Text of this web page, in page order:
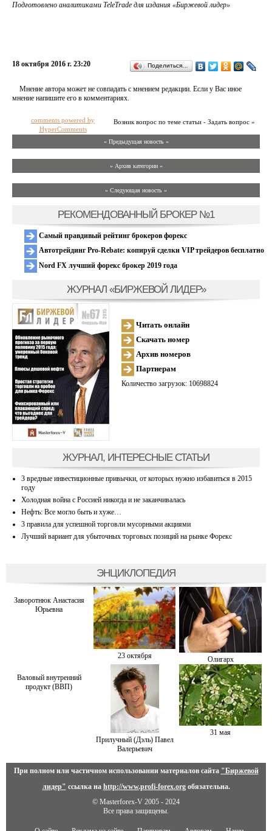
Подготовлено аналитиками TeleTrade для издания «Биржевой лидер»
18 октября 2016 г. 23:20 Поделиться…
Мнение автора может не совпадать с мнением редакции. Если у Вас иное
мнение напишите его в комментариях.
Возник вопрос по теме статьи - Задать вопрос »
comments powered by
HyperComments
« Предыдущая новость «
» Архив категории «
» Следующая новость »
РЕКОМЕНДОВАННЫЙ БРОКЕР №1
Самый правдивый рейтинг брокеров форекс
Автотрейдинг Pro-Rebate: копируй сделки VIP трейдеров бесплатно
Nord FX лучший форекс брокер 2019 года
ЖУРНАЛ «БИРЖЕВОЙ ЛИДЕР»
Читать онлайн
Скачать номер
Архив номеров
Партнерам
Количество загрузок: 10698824
ЖУРНАЛ, ИНТЕРЕСНЫЕ СТАТЬИ
3 вредные инвестиционные привычки, от которых нужно избавиться в 2015
году
Холодная война с Россией никогда и не заканчивалась
Нефть: Все могло быть и хуже…
3 правила для успешной торговли мусорными акциями
Лучший вариант для убыточных торговых позиций на рынке Форекс
ЭНЦИКЛОПЕДИЯ
Заворотнюк Анастасия
Юрьевна
23 октября Олигарх
Валовый внутренний
продукт (ВВП)
Прилучный (Дэль) Павел
Валерьевич
31 мая
При полном или частичном использовании материалов сайта "Биржевой
лидер" ссылка на http://www.profi-forex.orgобязательна.
© Masterforex-V 2005 - 2024
Все права защищены.